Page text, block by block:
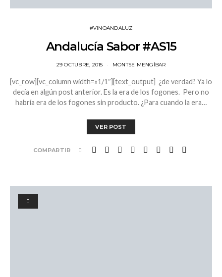
#VINOANDALUZ
Andalucía Sabor #AS15
29 OCTUBRE, 2015 MONTSE MENGÍBAR
[vc_row][vc_column width=»1/1″][text_output] ¿de verdad? Ya lo
decía en algún post anterior. Es la era de los fogones. Pero no
habría era de los fogones sin producto. ¿Para cuando la era…
VER POST
COMPARTIR